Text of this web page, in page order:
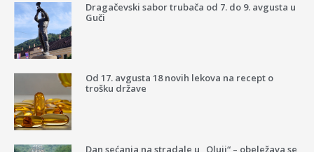
Dragačevski sabor trubača od 7. do 9. avgusta u
Guči
Od 17. avgusta 18 novih lekova na recept o
trošku države
Dan sećanja na stradale u „Oluji“ – obeležava se